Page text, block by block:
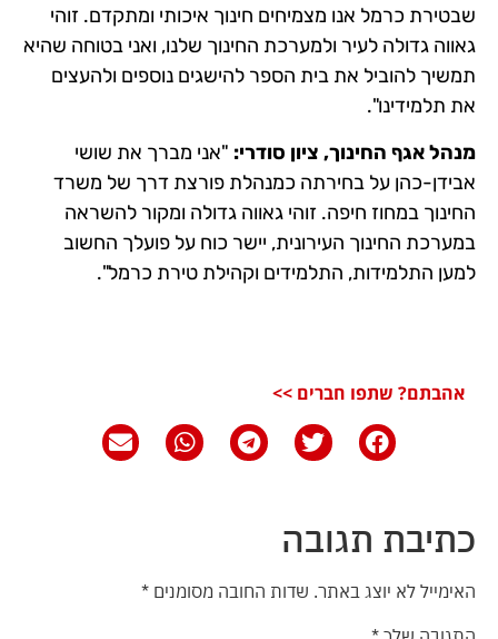
שבטירת כרמל אנו מצמיחים חינוך איכותי ומתקדם. זוהי
גאווה גדולה לעיר ולמערכת החינוך שלנו, ואני בטוחה שהיא
תמשיך להוביל את בית הספר להישגים נוספים ולהעצים
את תלמידינו".
מנהל אגף החינוך, ציון סודרי: "אני מברך את שושי
אבידן-כהן על בחירתה כמנהלת פורצת דרך של משרד
החינוך במחוז חיפה. זוהי גאווה גדולה ומקור להשראה
במערכת החינוך העירונית, יישר כוח על פועלך החשוב
למען התלמידות, התלמידים וקהילת טירת כרמל".
אהבתם? שתפו חברים >>
כתיבת תגובה
האימייל לא יוצג באתר. שדות החובה מסומנים *